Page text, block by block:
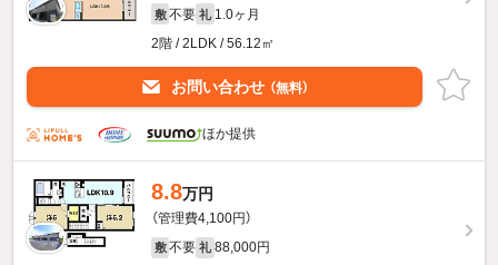
敷 不要 礼 1.0ヶ月
2階 / 2LDK / 56.12㎡
お問い合わせ （無料）
ほか提供
8.8万円
（管理費4,100円）
敷 不要 礼 88,000円